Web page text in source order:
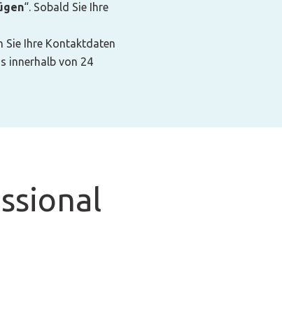
“. Sobald Sie Ihre
Sie Ihre Kontaktdaten
innerhalb von 24